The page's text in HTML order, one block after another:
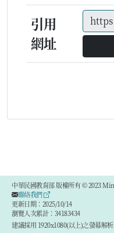
引用
網址
中華民國教育部 版權所有 © 2023
聯絡我們
更新日期：2025/10/14
瀏覽人次累計：34183434
建議採用 1920x1080(以上)之螢幕解